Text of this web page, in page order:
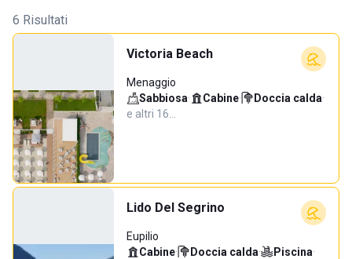
6 Risultati
Victoria Beach
Menaggio
Sabbiosa· Cabine· Doccia calda·
e altri 16…
Lido Del Segrino
Eupilio
Cabine· Doccia calda· Piscina·